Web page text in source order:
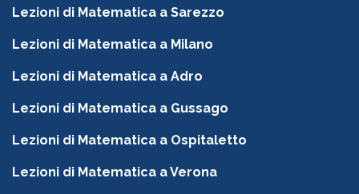
Lezioni di Matematica a Sarezzo
Lezioni di Matematica a Milano
Lezioni di Matematica a Adro
Lezioni di Matematica a Gussago
Lezioni di Matematica a Ospitaletto
Lezioni di Matematica a Verona